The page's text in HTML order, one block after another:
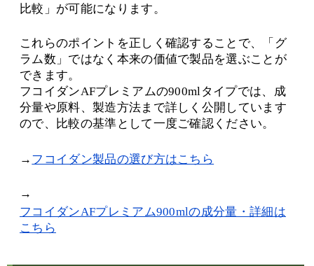
比較」が可能になります。
これらのポイントを正しく確認することで、「グ
ラム数」ではなく本来の価値で製品を選ぶことが
できます。
フコイダンAFプレミアムの900mlタイプでは、成
分量や原料、製造方法まで詳しく公開しています
ので、比較の基準として一度ご確認ください。
→ フコイダン製品の選び方はこちら
→
フコイダンAFプレミアム900mlの成分量・詳細は
こちら